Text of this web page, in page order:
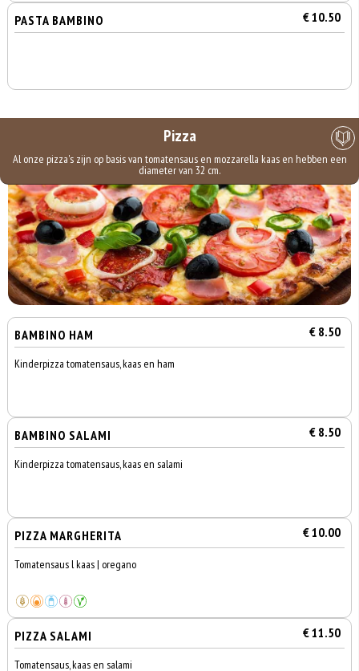
PASTA BAMBINO € 10.50
Pizza
Al onze pizza's zijn op basis van tomatensaus en mozzarella kaas en hebben een
diameter van 32 cm.
BAMBINO HAM € 8.50
Kinderpizza tomatensaus, kaas en ham
BAMBINO SALAMI € 8.50
Kinderpizza tomatensaus, kaas en salami
PIZZA MARGHERITA € 10.00
Tomatensaus l kaas | oregano
PIZZA SALAMI € 11.50
Tomatensaus, kaas en salami